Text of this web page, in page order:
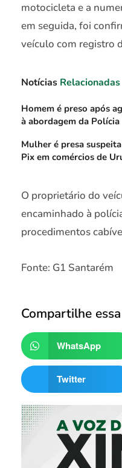
motocicleta e a
em seguida, foi
veículo com registro
Notícias Relacionadas
Homem é preso após
à abordagem da
Mulher é presa
Pix em comércios de
O proprietário do
encaminhado à
procedimentos
Fonte: G1 Santarém
Compartilhe
WhatsApp
Twitter